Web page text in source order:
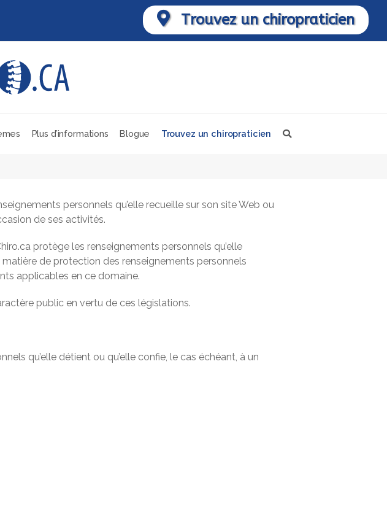
Trouvez un chiropraticien
Plus d’informations Blogue Trouvez un chiropraticien
personnels qu’elle recueille sur son site Web ou
de ses activités.
protège les renseignements personnels qu’elle
de protection des renseignements personnels
applicables en ce domaine.
public en vertu de ces législations.
qu’elle détient ou qu’elle confie, le cas échéant, à un